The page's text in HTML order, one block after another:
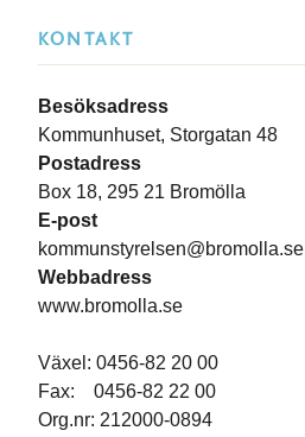
KONTAKT
Besöksadress
Kommunhuset, Storgatan 48
Postadress
Box 18, 295 21 Bromölla
E-post
kommunstyrelsen@bromolla.se
Webbadress
www.bromolla.se
Växel: 0456-82 20 00
Fax: 0456-82 22 00
Org.nr: 212000-0894